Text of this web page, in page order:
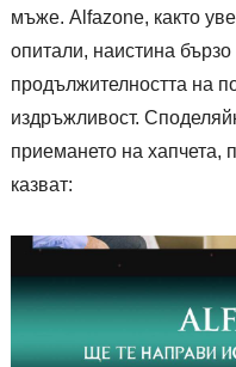
мъже. Alfazone, както
опитали, наистина
продължителността на
издръжливост.
приемането на хапчета,
казват: